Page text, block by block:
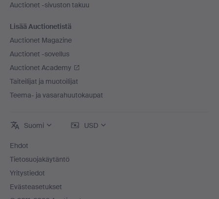
Auctionet -sivuston takuu
Lisää Auctionetistä
Auctionet Magazine
Auctionet -sovellus
Auctionet Academy
Taiteilijat ja muotoilijat
Teema- ja vasarahuutokaupat
Suomi USD
Ehdot
Tietosuojakäytäntö
Yritystiedot
Evästeasetukset